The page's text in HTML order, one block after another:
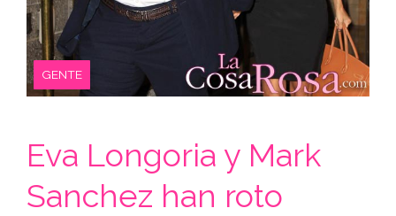
GENTE
Eva Longoria y Mark
Sanchez han roto